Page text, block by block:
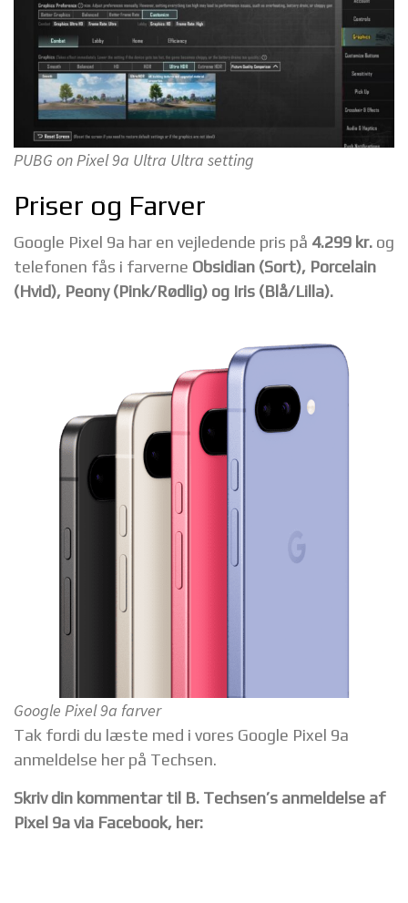
PUBG on Pixel 9a Ultra Ultra setting
Priser og Farver
Google Pixel 9a har en vejledende pris på 4.299 kr. og
telefonen fås i farverne Obsidian (Sort), Porcelain
(Hvid), Peony (Pink/Rødlig) og Iris (Blå/Lilla).
Google Pixel 9a farver
Tak fordi du læste med i vores Google Pixel 9a
anmeldelse her på Techsen.
Skriv din kommentar til B. Techsen’s anmeldelse af
Pixel 9a via Facebook, her: